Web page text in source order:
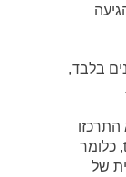
נבנה בשנת 72 תוך 8 שנים בלבד,
התרכזו
בימיו בשכונת טרסטוורה (trastevere, כלומר
של